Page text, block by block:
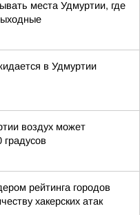
места Удмуртии, где
в Удмуртии
воздух может
градусов
рейтинга городов
хакерских атак